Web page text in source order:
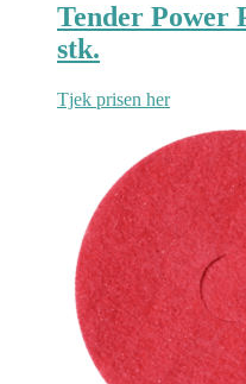
Tender Power
stk.
Tjek prisen her